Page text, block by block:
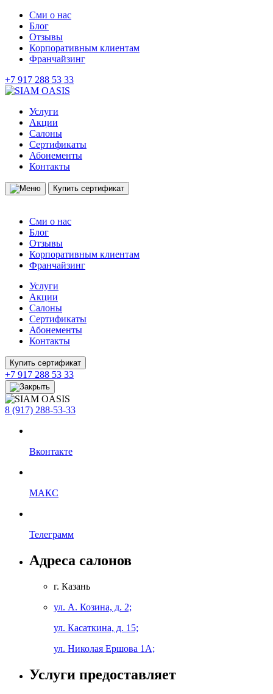
Сми о нас
Блог
Отзывы
Корпоративным клиентам
Франчайзинг
+7 917 288 53 33
Услуги
Акции
Салоны
Сертификаты
Абонементы
Контакты
Купить сертификат
Сми о нас
Блог
Отзывы
Корпоративным клиентам
Франчайзинг
Услуги
Акции
Салоны
Сертификаты
Абонементы
Контакты
Купить сертификат
+7 917 288 53 33
8 (917) 288-53-33
Вконтакте
МАКС
Телеграмм
Адреса салонов
г. Казань
ул. А. Козина, д. 2;
ул. Касаткина, д. 15;
ул. Николая Ершова 1А;
Услуги предоставляет